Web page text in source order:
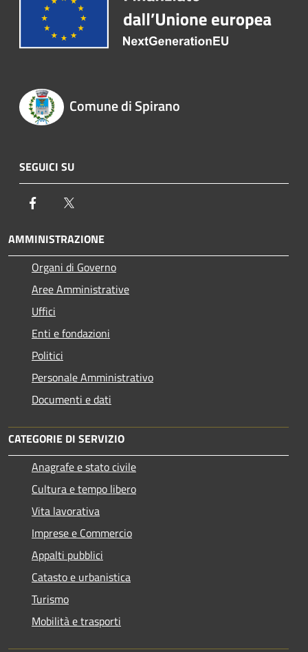
Comune di Spirano
SEGUICI SU
Facebook
AMMINISTRAZIONE
Organi di Governo
Aree Amministrative
Uffici
Enti e fondazioni
Politici
Personale Amministrativo
Documenti e dati
CATEGORIE DI SERVIZIO
Anagrafe e stato civile
Cultura e tempo libero
Vita lavorativa
Imprese e Commercio
Appalti pubblici
Catasto e urbanistica
Turismo
Mobilità e trasporti